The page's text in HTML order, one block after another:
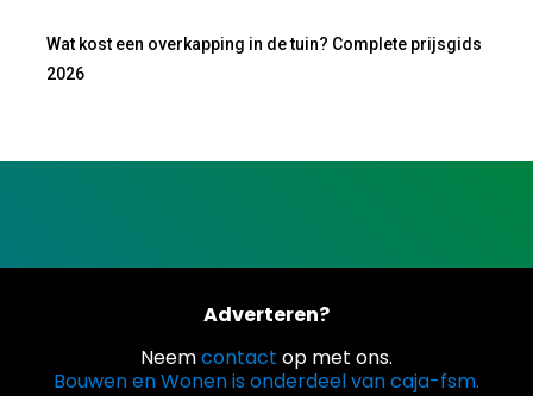
Wat kost een overkapping in de tuin? Complete prijsgids
2026
Adverteren?
Neemcontact op met ons.
Bouwen en Wonen is onderdeel van caja-fsm.